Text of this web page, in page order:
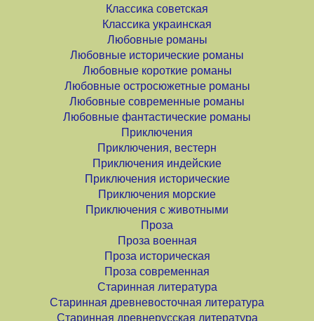
Классика советская
Классика украинская
Любовные романы
Любовные исторические романы
Любовные короткие романы
Любовные остросюжетные романы
Любовные современные романы
Любовные фантастические романы
Приключения
Приключения, вестерн
Приключения индейские
Приключения исторические
Приключения морские
Приключения с животными
Проза
Проза военная
Проза историческая
Проза современная
Старинная литература
Старинная древневосточная литература
Старинная древнерусская литература